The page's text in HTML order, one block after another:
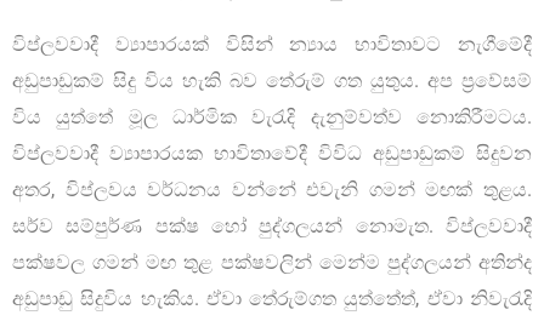
විප්ලවවාදී ව්‍යාපාරයක් විසින් න්‍යාය භාවිතාවට නැගීමේදී
අඩුපාඩුකම් සිදු විය හැකි බව තේරුම් ගත යුතුය. අප ප්‍රවේසම්
විය යුත්තේ මූල ධාර්මික වැරැදි දැනුම්වත්ව නොකිරීමටය.
විප්ලවවාදී ව්‍යාපාරයක භාවිතාවේදී විවිධ අඩුපාඩුකම් සිදුවන
අතර, විප්ලවය වර්ධනය වන්නේ එවැනි ගමන් මඟක් තුළය.
සර්ව සම්පුර්ණ පක්ෂ හෝ පුද්ගලයන් නොමැත. විප්ලවවාදී
පක්ෂවල ගමන් මඟ තුළ පක්ෂවලින් මෙන්ම පුද්ගලයන් අතින්ද
අඩුපාඩු සිදුවිය හැකිය. ඒවා තේරුම්ගත යුත්තේත්, ඒවා නිවැරැදි